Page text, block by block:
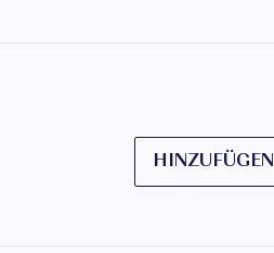
HINZUFÜGEN